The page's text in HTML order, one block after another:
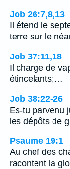
Job 26:7,8,13
Il étend le
terre sur le
Job 37:11,18
Il charge de
étincelants;…
Job 38:22-26
Es-tu parvenu
les dépôts de
Psaume 19:1
Au chef des
racontent la